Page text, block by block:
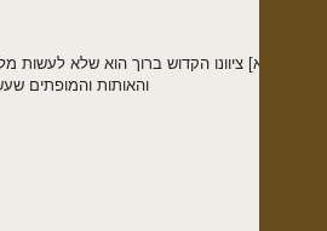
ציוונו הקדוש ברוך הוא שלא לעשות מלאכה
והאותות והמופתים שעשה לנו